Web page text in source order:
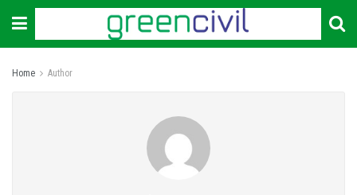
Home Author